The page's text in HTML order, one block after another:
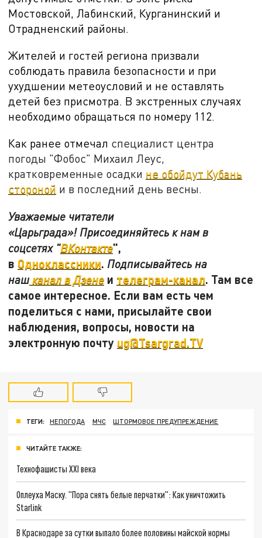
Мостовской, Лабинский, Курганинский и
Отрадненский районы.
Жителей и гостей региона призвали
соблюдать правила безопасности и при
ухудшении метеоусловий и не оставлять
детей без присмотра. В экстренных случаях
необходимо обращаться по номеру 112.
Как ранее отмечал специалист центра
погоды "Фобос" Михаил Леус,
кратковременные осадки не обойдут Кубань
стороной и в последний день весны.
Уважаемые читатели
«Царьграда»! Присоединяйтесь к нам в
соцсетях "ВКонтакте",
в Одноклассники. Подписывайтесь на
наш канал в Дзене и телеграм-канал. Там все
самое интересное. Если вам есть чем
поделиться с нами, присылайте свои
наблюдения, вопросы, новости на
электронную почту ug@Tsargrad.TV
ТЕГИ: НЕПОГОДА МЧС ШТОРМОВОЕ ПРЕДУПРЕЖДЕНИЕ
ЧИТАЙТЕ ТАКЖЕ:
Технофашисты XXI века
Оплеуха Маску. "Пора снять белые перчатки": Как уничтожить
Starlink
В Краснодаре за сутки выпало более половины майской нормы